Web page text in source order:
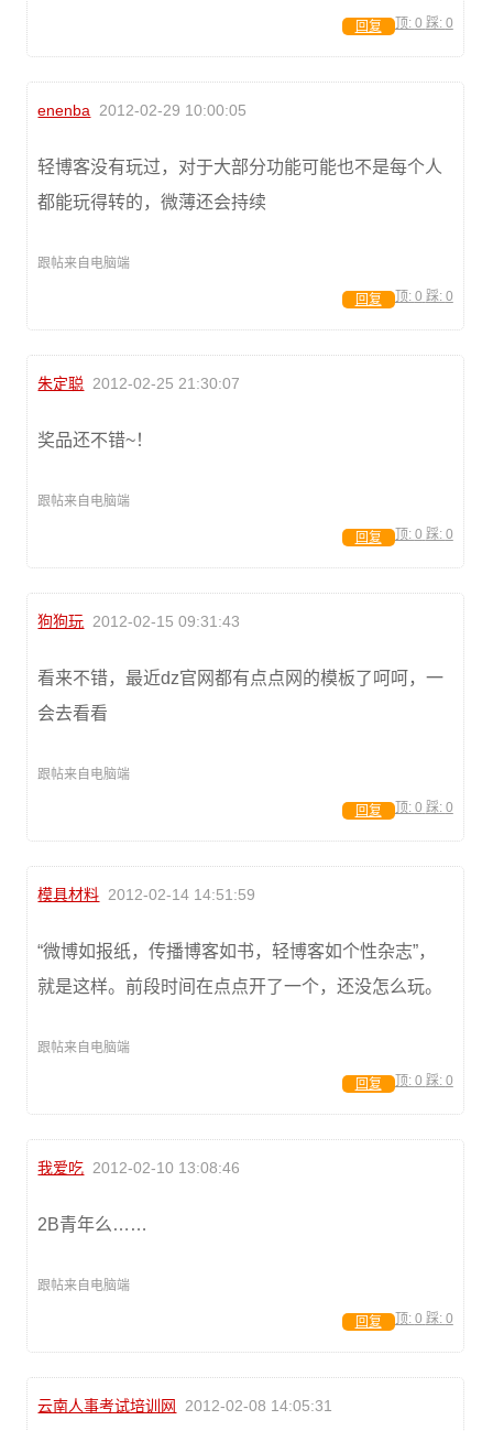
顶: 0 踩: 0
回复
enenba 2012-02-29 10:00:05
轻博客没有玩过，对于大部分功能可能也不是每个人
都能玩得转的，微薄还会持续
跟帖来自电脑端
顶: 0 踩: 0
回复
朱定聪 2012-02-25 21:30:07
奖品还不错~！
跟帖来自电脑端
顶: 0 踩: 0
回复
狗狗玩 2012-02-15 09:31:43
看来不错，最近dz官网都有点点网的模板了呵呵，一
会去看看
跟帖来自电脑端
顶: 0 踩: 0
回复
模具材料 2012-02-14 14:51:59
“微博如报纸，传播博客如书，轻博客如个性杂志”，
就是这样。前段时间在点点开了一个，还没怎么玩。
跟帖来自电脑端
顶: 0 踩: 0
回复
我爱吃 2012-02-10 13:08:46
2B青年么……
跟帖来自电脑端
顶: 0 踩: 0
回复
云南人事考试培训网 2012-02-08 14:05:31